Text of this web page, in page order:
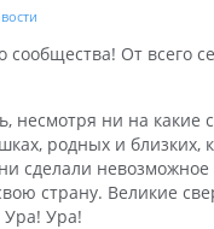
сообщества! От всего
несмотря ни на какие
родных и близких,
сделали
страну. Великие
Ура!